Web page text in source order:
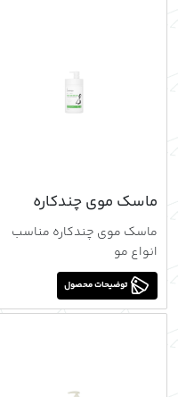
ماسک موی چندکاره
مناسب انواع مو
ماسک موی چندکاره مناسب
انواع مو
توضیحات محصول